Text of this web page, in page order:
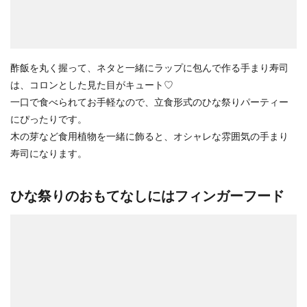
酢飯を丸く握って、ネタと一緒にラップに包んで作る手まり寿司
は、コロンとした見た目がキュート♡
一口で食べられてお手軽なので、立食形式のひな祭りパーティー
にぴったりです。
木の芽など食用植物を一緒に飾ると、オシャレな雰囲気の手まり
寿司になります。
ひな祭りのおもてなしにはフィンガーフード